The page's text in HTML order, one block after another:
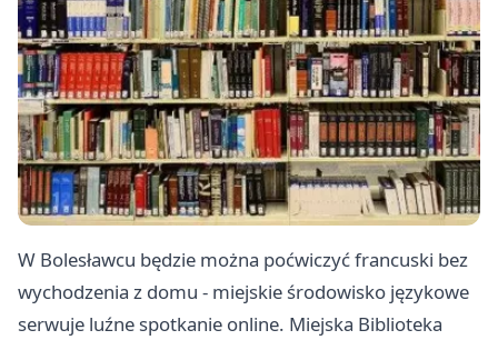
W Bolesławcu będzie można poćwiczyć francuski bez
wychodzenia z domu - miejskie środowisko językowe
serwuje luźne spotkanie online. Miejska Biblioteka